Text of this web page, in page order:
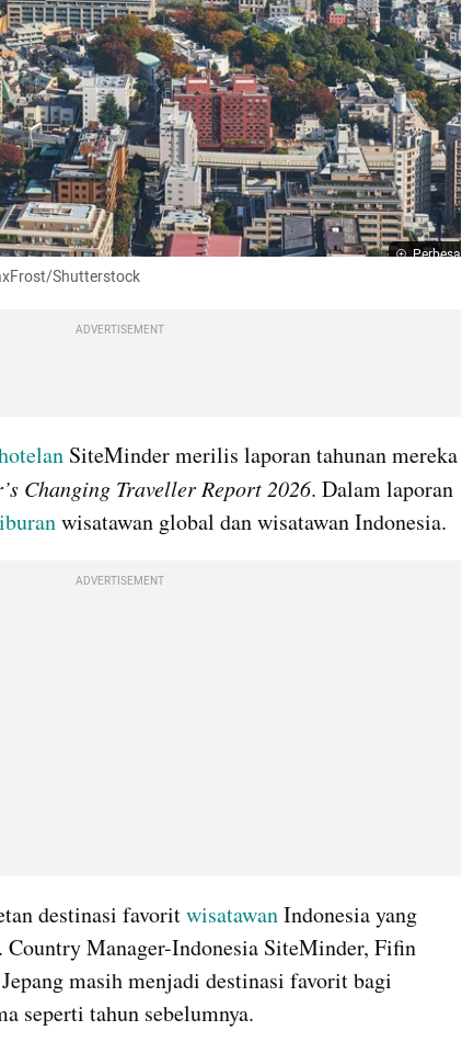
Perbesar
Shutterstock
ADVERTISEMENT
SiteMinder merilis laporan tahunan mereka
Changing Traveller Report 2026. Dalam laporan
wisatawan global dan wisatawan Indonesia.
ADVERTISEMENT
destinasi favorit wisatawan Indonesia yang
Manager-Indonesia SiteMinder, Fifin
masih menjadi destinasi favorit bagi
seperti tahun sebelumnya.